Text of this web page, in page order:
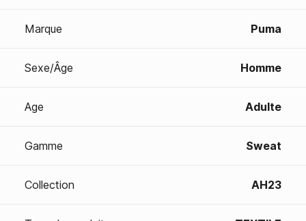
Marque Puma
Sexe/Âge Homme
Age Adulte
Gamme Sweat
Collection AH23